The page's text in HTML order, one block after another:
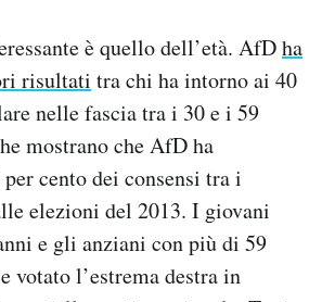
è quello dell’età. AfDha
risultati tra chi ha intorno ai 40
nelle fascia tra i 30 e i 59
mostrano che AfD ha
cento dei consensi tra i
elezioni del 2013. I giovani
e gli anziani con più di 59
votato l’estrema destra in